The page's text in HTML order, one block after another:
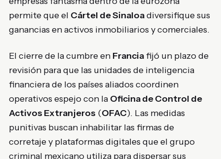
permite que el Cártel de Sinaloadiversifique sus
ganancias en activos inmobiliarios y comerciales.
El cierre de la cumbre en Franciafijó un plazo de
revisión para que las unidades de inteligencia
financiera de los países aliados coordinen
operativos espejo con la Oficina de Control de
Activos Extranjeros (OFAC). Las medidas
punitivas buscan inhabilitar las firmas de
corretaje y plataformas digitales que el grupo
criminal mexicano utiliza para dispersar sus